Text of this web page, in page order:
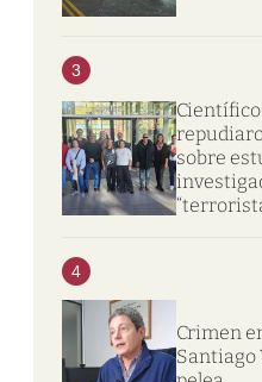
3
sobre
4
Crimen
Santiago